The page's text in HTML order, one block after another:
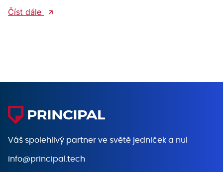
Číst dále
Váš spolehlivý partner ve světě jedniček a nul
info@principal.tech